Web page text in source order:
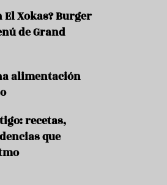
l
u
r
c
El Xokas? Burger
de Grand
alimentación
recetas,
que